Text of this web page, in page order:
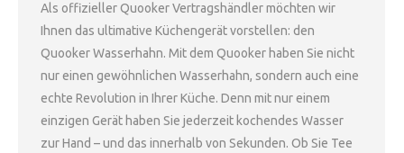
Als offizieller Quooker Vertragshändler möchten wir
Ihnen das ultimative Küchengerät vorstellen: den
Quooker Wasserhahn. Mit dem Quooker haben Sie nicht
nur einen gewöhnlichen Wasserhahn, sondern auch eine
echte Revolution in Ihrer Küche. Denn mit nur einem
einzigen Gerät haben Sie jederzeit kochendes Wasser
zur Hand – und das innerhalb von Sekunden. Ob Sie Tee